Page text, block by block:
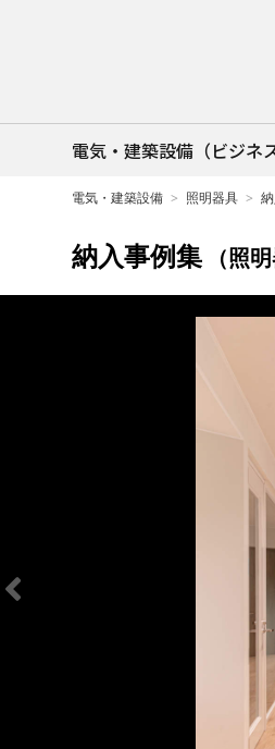
電気・建築設備（ビジネス
電気・建築設備 照明器具
納入事例集 （照